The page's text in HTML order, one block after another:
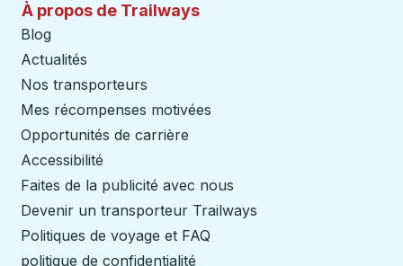
À propos de Trailways
Blog
Actualités
Nos transporteurs
Mes récompenses motivées
Opportunités de carrière
Accessibilité
Faites de la publicité avec nous
Devenir un transporteur Trailways
Politiques de voyage et FAQ
politique de confidentialité